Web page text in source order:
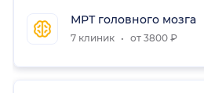
МРТ головного мозга
7 клиник от 3800 ₽